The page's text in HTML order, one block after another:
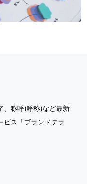
、称呼(呼称)など最新
ビス「ブランドテラ